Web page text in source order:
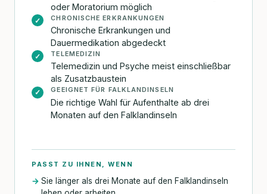
oder Moratorium möglich
✓ CHRONISCHE ERKRANKUNGEN
Chronische Erkrankungen und
Dauermedikation abgedeckt
✓ TELEMEDIZIN
Telemedizin und Psyche meist einschließbar
als Zusatzbaustein
✓ GEEIGNET FÜR FALKLANDINSELN
Die richtige Wahl für Aufenthalte ab drei
Monaten auf den Falklandinseln
PASST ZU IHNEN, WENN
Sie länger als drei Monate auf den Falklandinseln